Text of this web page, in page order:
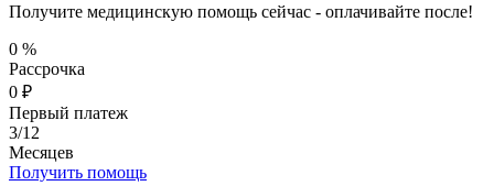
Получите медицинскую помощь сейчас - оплачивайте после!
0 %
Рассрочка
0 ₽
Первый платеж
3/12
Месяцев
Получить помощь